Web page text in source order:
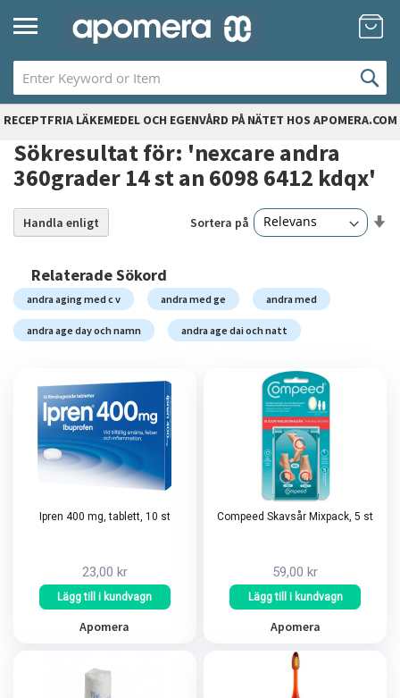
Hoppa
till
RECEPTFRIA LÄKEMEDEL OCH EGENVÅRD PÅ NÄTET HOS APOMERA.COM
Sökresultat för: 'nexcare andra
360grader 14 st an 6098 6412 kdqx'
14artiklar
Sortera på
Relaterade Sökord
andra aging med c v andra med ge andra med
andra age day och namn andra age dai och natt
Ipren 400 mg, tablett, 10 st
23,00 kr
Lägg till i kundvagn
Apomera
Compeed Skavsår Mixpack, 5 st
59,00 kr
Lägg till i kundvagn
Apomera
Handla enligt